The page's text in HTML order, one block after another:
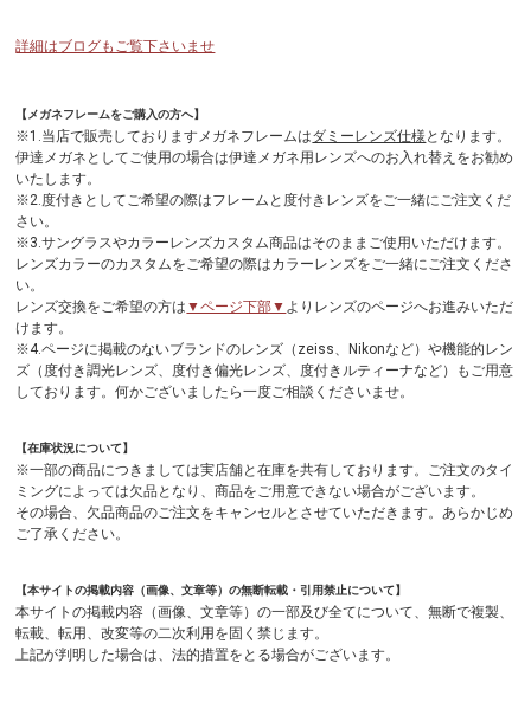
詳細はブログもご覧下さいませ
【メガネフレームをご購入の方へ】
※1.当店で販売しておりますメガネフレームはダミーレンズ仕様 となります。
伊達メガネとしてご使用の場合は伊達メガネ用レンズへのお入れ替えをお勧め
いたします。
※2.度付きとしてご希望の際はフレームと度付きレンズをご一緒にご注文くだ
さい。
※3.サングラスやカラーレンズカスタム商品はそのままご使用いただけます。
レンズカラーのカスタムをご希望の際はカラーレンズをご一緒にご注文くださ
い。
レンズ交換をご希望の方は ▼ページ下部▼ よりレンズのページへお進みいただ
けます。
※4.ページに掲載のないブランドのレンズ（zeiss、Nikonなど）や機能的レン
ズ（度付き調光レンズ、度付き偏光レンズ、度付きルティーナなど）もご用意
しております。何かございましたら一度ご相談くださいませ。
【在庫状況について】
※一部の商品につきましては実店舗と在庫を共有しております。ご注文のタイ
ミングによっては欠品となり、商品をご用意できない場合がございます。
その場合、欠品商品のご注文をキャンセルとさせていただきます。あらかじめ
ご了承ください。
【本サイトの掲載内容（画像、文章等）の無断転載・引用禁止について】
本サイトの掲載内容（画像、文章等）の一部及び全てについて、無断で複製、
転載、転用、改変等の二次利用を固く禁じます。
上記が判明した場合は、法的措置をとる場合がございます。